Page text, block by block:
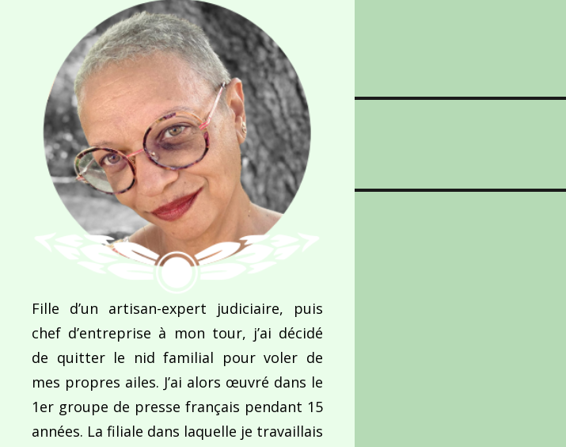
Navigation
l’article
Never mind !
Fille d’un artisan-expert judiciaire, puis
chef d’entreprise à mon tour, j’ai décidé
de quitter le nid familial pour voler de
mes propres ailes. J’ai alors œuvré dans le
1er groupe de presse français pendant 15
années. La filiale dans laquelle je travaillais